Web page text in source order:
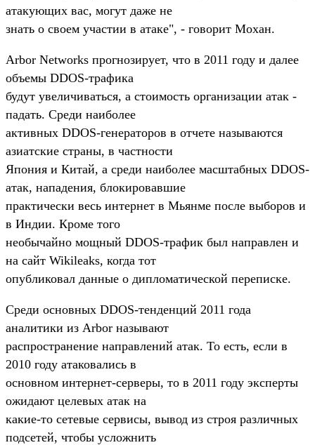
атакующих вас, могут даже не
знать о своем участии в атаке", - говорит Мохан.
Arbor Networks прогнозирует, что в 2011 году и далее
объемы DDOS-трафика
будут увеличиваться, а стоимость организации атак -
падать. Среди наиболее
активных DDOS-генераторов в отчете называются
азиатские страны, в частности
Япония и Китай, а среди наиболее масштабных DDOS-
атак, нападения, блокировавшие
практически весь интернет в Мьянме после выборов и
в Индии. Кроме того
необычайно мощный DDOS-трафик был направлен и
на сайт Wikileaks, когда тот
опубликовал данные о дипломатической переписке.
Среди основных DDOS-тенденций 2011 года
аналитики из Arbor называют
распространение направлений атак. То есть, если в
2010 году атаковались в
основном интернет-серверы, то в 2011 году эксперты
ожидают целевых атак на
какие-то сетевые сервисы, вывод из строя различных
подсетей, чтобы усложнить